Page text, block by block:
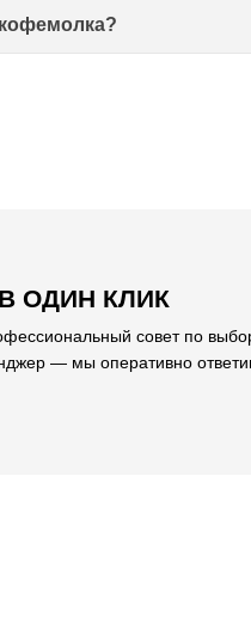
ОДИН КЛИК
совет по
— мы оперативно